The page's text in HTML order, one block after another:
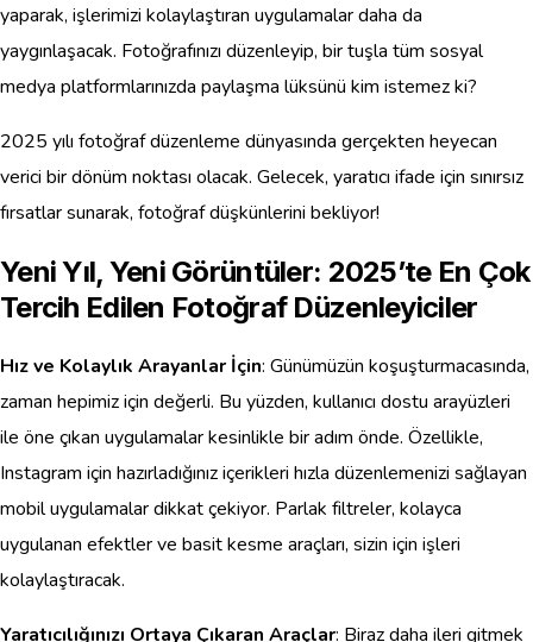
yaparak, işlerimizi kolaylaştıran uygulamalar daha da
yaygınlaşacak. Fotoğrafınızı düzenleyip, bir tuşla tüm sosyal
medya platformlarınızda paylaşma lüksünü kim istemez ki?
2025 yılı fotoğraf düzenleme dünyasında gerçekten heyecan
verici bir dönüm noktası olacak. Gelecek, yaratıcı ifade için sınırsız
fırsatlar sunarak, fotoğraf düşkünlerini bekliyor!
Yeni Yıl, Yeni Görüntüler: 2025’te En Çok
Tercih Edilen Fotoğraf Düzenleyiciler
Hız ve Kolaylık Arayanlar İçin: Günümüzün koşuşturmacasında,
zaman hepimiz için değerli. Bu yüzden, kullanıcı dostu arayüzleri
ile öne çıkan uygulamalar kesinlikle bir adım önde. Özellikle,
Instagram için hazırladığınız içerikleri hızla düzenlemenizi sağlayan
mobil uygulamalar dikkat çekiyor. Parlak filtreler, kolayca
uygulanan efektler ve basit kesme araçları, sizin için işleri
kolaylaştıracak.
Yaratıcılığınızı Ortaya Çıkaran Araçlar: Biraz daha ileri gitmek